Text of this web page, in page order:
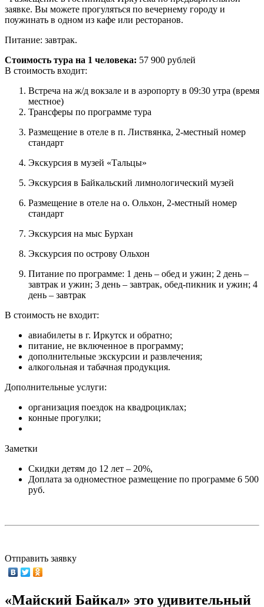
заявке. Вы можете прогуляться по вечернему городу и
поужинать в одном из кафе или ресторанов.
Питание: завтрак.
Стоимость тура на 1 человека: 57 900 рублей
В стоимость входит:
Встреча на ж/д вокзале и в аэропорту в 09:30 утра (время
местное)
Трансферы по программе тура
Размещение в отеле в п. Листвянка, 2-местный номер
стандарт
Экскурсия в музей «Тальцы»
Экскурсия в Байкальский лимнологический музей
Размещение в отеле на о. Ольхон, 2-местный номер
стандарт
Экскурсия на мыс Бурхан
Экскурсия по острову Ольхон
Питание по программе: 1 день – обед и ужин; 2 день –
завтрак и ужин; 3 день – завтрак, обед-пикник и ужин; 4
день – завтрак
В стоимость не входит:
авиабилеты в г. Иркутск и обратно;
питание, не включенное в программу;
дополнительные экскурсии и развлечения;
алкогольная и табачная продукция.
Дополнительные услуги:
организация поездок на квадроциклах;
конные прогулки;
Заметки
Скидки детям до 12 лет – 20%,
Доплата за одноместное размещение по программе 6 500
руб.
Отправить заявку
«Майский Байкал» это удивительный